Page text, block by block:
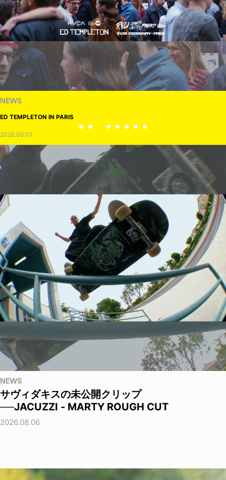
NEWS
ED TEMPLETON IN PARIS
2026.08.07
NEWS
サヴィダキスの未公開クリップ
──JACUZZI - MARTY ROUGH CUT
2026.08.06